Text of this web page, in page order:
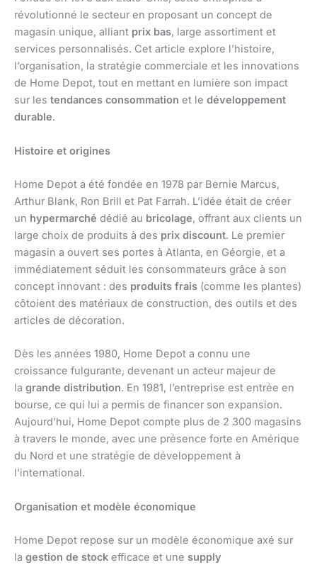
révolutionné le secteur en proposant un concept de
magasin unique, alliant prix bas, large assortiment et
services personnalisés. Cet article explore l’histoire,
l’organisation, la stratégie commerciale et les innovations
de Home Depot, tout en mettant en lumière son impact
sur les tendances consommation et le développement
durable.
Histoire et origines
Home Depot a été fondée en 1978 par Bernie Marcus,
Arthur Blank, Ron Brill et Pat Farrah. L’idée était de créer
un hypermarché dédié au bricolage, offrant aux clients un
large choix de produits à des prix discount. Le premier
magasin a ouvert ses portes à Atlanta, en Géorgie, et a
immédiatement séduit les consommateurs grâce à son
concept innovant : des produits frais (comme les plantes)
côtoient des matériaux de construction, des outils et des
articles de décoration.
Dès les années 1980, Home Depot a connu une
croissance fulgurante, devenant un acteur majeur de
la grande distribution. En 1981, l’entreprise est entrée en
bourse, ce qui lui a permis de financer son expansion.
Aujourd’hui, Home Depot compte plus de 2 300 magasins
à travers le monde, avec une présence forte en Amérique
du Nord et une stratégie de développement à
l’international.
Organisation et modèle économique
Home Depot repose sur un modèle économique axé sur
la gestion de stock efficace et une supply